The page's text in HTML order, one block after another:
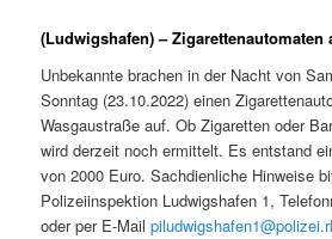
(Ludwigshafen) – Zigarettenautomaten
Unbekannte brachen in der Nacht von
Sonntag (23.10.2022) einen
Wasgaustraße auf. Ob Zigaretten oder
wird derzeit noch ermittelt. Es entstand
von 2000 Euro. Sachdienliche Hinweise
Polizeiinspektion Ludwigshafen 1,
oder per E-Mail